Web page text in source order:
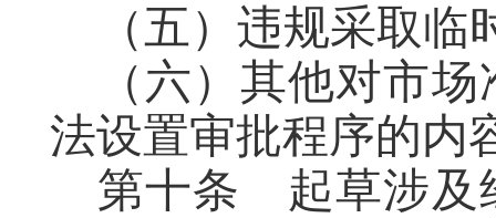
（五）违规采取
（六）其他对市
法设置审批程序的内
第十条
起草涉及